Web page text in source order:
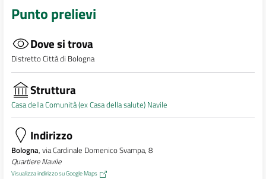
Punto prelievi
Dove si trova
Distretto Città di Bologna
Struttura
Casa della Comunità (ex Casa della salute) Navile
Indirizzo
Bologna, via Cardinale Domenico Svampa, 8
Quartiere Navile
Visualizza indirizzo su Google Maps